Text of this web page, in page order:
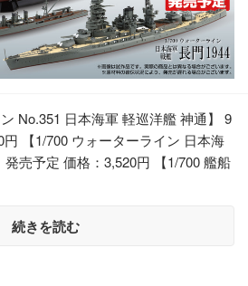
No.351 日本海軍 軽巡洋艦 神通】 9
【1/700 ウォーターライン 日本海
売予定 価格：3,520円 【1/700 艦船
続きを読む